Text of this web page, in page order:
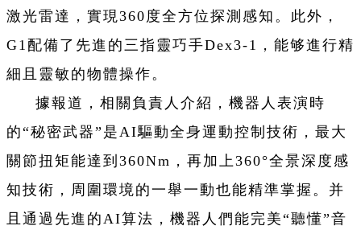
激光雷達，實現360度全方位探測感知。此外，
G1配備了先進的三指靈巧手Dex3-1，能够進行精
細且靈敏的物體操作。
據報道，相關負責人介紹，機器人表演時
的“秘密武器”是AI驅動全身運動控制技術，最大
關節扭矩能達到360Nm，再加上360°全景深度感
知技術，周圍環境的一舉一動也能精準掌握。并
且通過先進的AI算法，機器人們能完美“聽懂”音